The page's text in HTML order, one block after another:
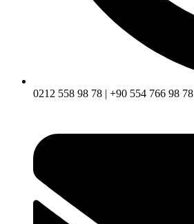
0212 558 98 78 | +90 554 766 98 78